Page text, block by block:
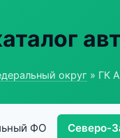
округ » ГК
ФО Северо-